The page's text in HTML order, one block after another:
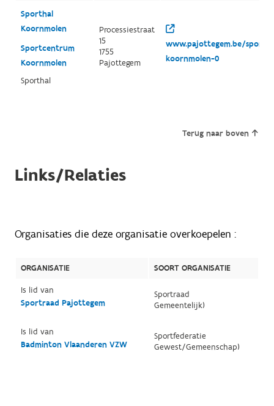
Sporthal
Koornmolen
Sportcentrum
Koornmolen
Sporthal
Processiestraat
15
1755
Pajottegem
www.pajottegem.be/
koornmolen-0
Terug naar boven
Links/Relaties
Organisaties die deze organisatie overkoepelen :
ORGANISATIE
SOORT ORGANISATIE
Is lid van
Sportraad Pajottegem
Sportraad
Gemeentelijk)
Is lid van
Badminton Vlaanderen VZW
Sportfederatie
Gewest/Gemeenschap)